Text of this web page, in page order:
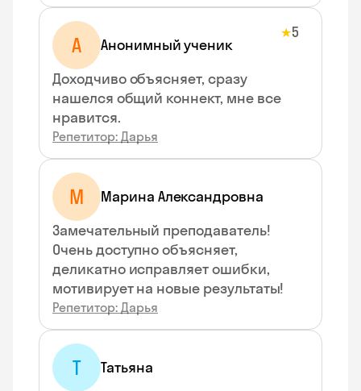
А Анонимный ученик
★5
Доходчиво объясняет, сразу
нашелся общий коннект, мне все
нравится.
Репетитор: Дарья
М
Марина Александровна
Замечательный преподаватель!
Очень доступно объясняет,
деликатно исправляет ошибки,
мотивирует на новые результаты!
Репетитор: Дарья
Т
Татьяна